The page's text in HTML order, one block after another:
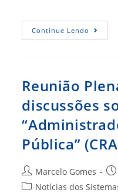
post:
Continue Lendo A
Sem
RS)
Reunião
discussões
Pública”
Autor
do
Marcelo Gomes
Categoria
Notícias dos